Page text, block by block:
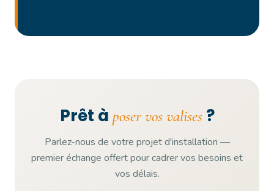
Prêt à poser vos valises?
Parlez-nous de votre projet d'installation —
premier échange offert pour cadrer vos besoins et
vos délais.